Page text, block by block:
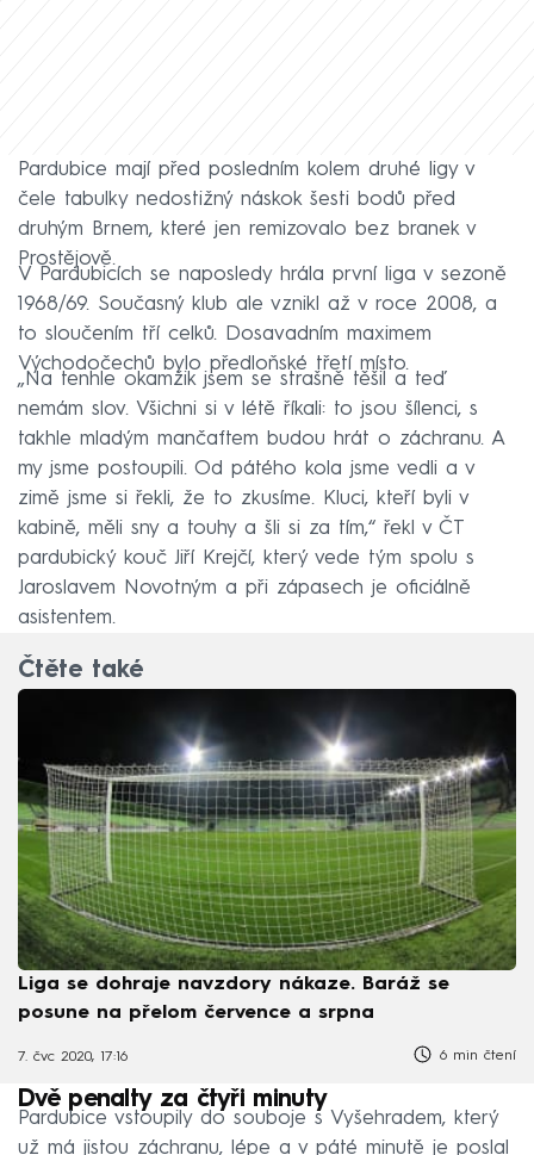
Pardubice mají před posledním kolem druhé ligy v
čele tabulky nedostižný náskok šesti bodů před
druhým Brnem, které jen remizovalo bez branek v
Prostějově.
V Pardubicích se naposledy hrála první liga v sezoně
1968/69. Současný klub ale vznikl až v roce 2008, a
to sloučením tří celků. Dosavadním maximem
Východočechů bylo předloňské třetí místo.
„Na tenhle okamžik jsem se strašně těšil a teď
nemám slov. Všichni si v létě říkali: to jsou šílenci, s
takhle mladým mančaftem budou hrát o záchranu. A
my jsme postoupili. Od pátého kola jsme vedli a v
zimě jsme si řekli, že to zkusíme. Kluci, kteří byli v
kabině, měli sny a touhy a šli si za tím,“ řekl v ČT
pardubický kouč Jiří Krejčí, který vede tým spolu s
Jaroslavem Novotným a při zápasech je oficiálně
asistentem.
Čtěte také
Liga se dohraje navzdory nákaze. Baráž se
posune na přelom července a srpna
7. čvc 2020, 17:16 6 min čtení
Dvě penalty za čtyři minuty
Pardubice vstoupily do souboje s Vyšehradem, který
už má jistou záchranu, lépe a v páté minutě je poslal